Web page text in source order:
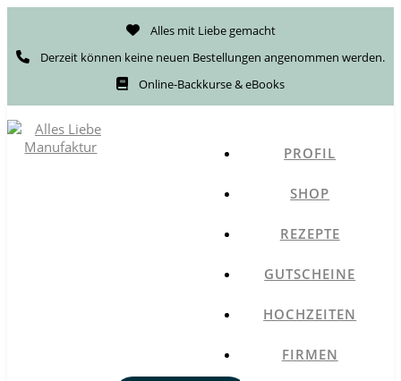
Alles mit Liebe gemacht
Derzeit können keine neuen Bestellungen angenommen werden.
Online-Backkurse & eBooks
PROFIL
SHOP
REZEPTE
GUTSCHEINE
HOCHZEITEN
FIRMEN